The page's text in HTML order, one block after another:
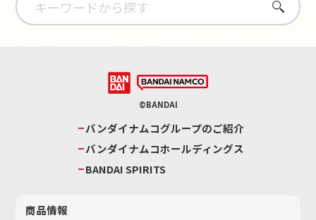
さがす
©BANDAI
バンダイナムコグループのご紹介
バンダイナムコホールディングス
BANDAI SPIRITS
商品情報